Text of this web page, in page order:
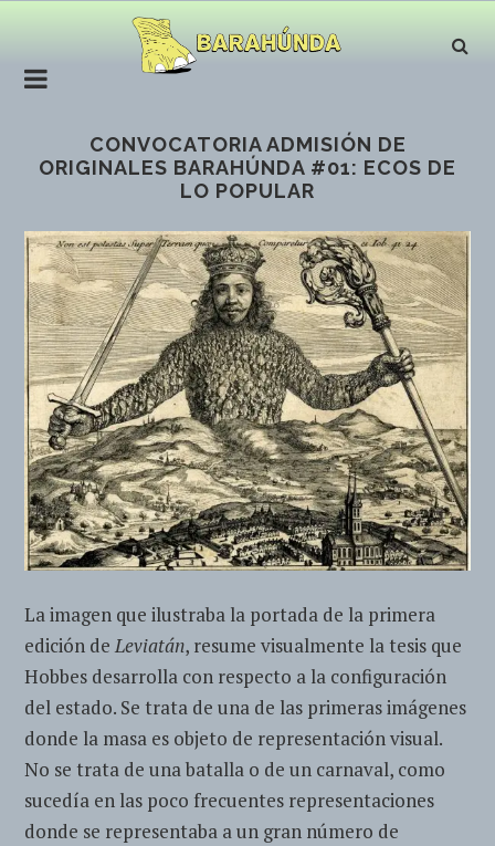
CONVOCATORIA ADMISIÓN DE
ORIGINALES BARAHÚNDA #01: ECOS DE
LO POPULAR
La imagen que ilustraba la portada de la primera
edición deLeviatán, resume visualmente la tesis que
Hobbes desarrolla con respecto a la configuración
del estado. Se trata de una de las primeras imágenes
donde la masa es objeto de representación visual.
No se trata de una batalla o de un carnaval, como
sucedía en las poco frecuentes representaciones
donde se representaba a un gran número de